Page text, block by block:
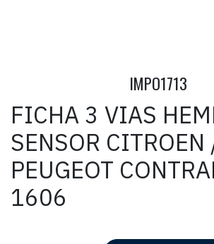
IMPO1713
FICHA 3 VIAS
SENSOR CITROEN
PEUGEOT
1606